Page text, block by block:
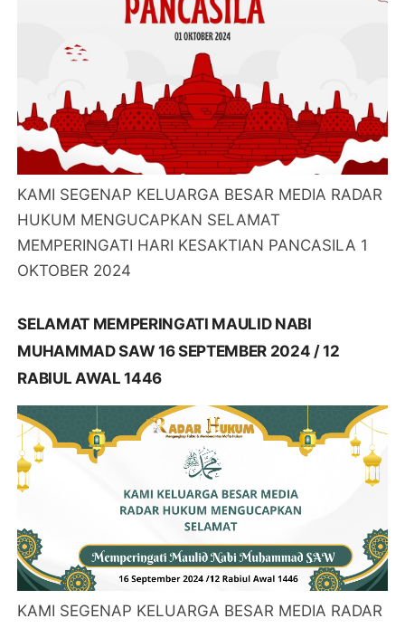
KAMI SEGENAP KELUARGA BESAR MEDIA RADAR
HUKUM MENGUCAPKAN SELAMAT
MEMPERINGATI HARI KESAKTIAN PANCASILA 1
OKTOBER 2024
SELAMAT MEMPERINGATI MAULID NABI
MUHAMMAD SAW 16 SEPTEMBER 2024 / 12
RABIUL AWAL 1446
KAMI SEGENAP KELUARGA BESAR MEDIA RADAR